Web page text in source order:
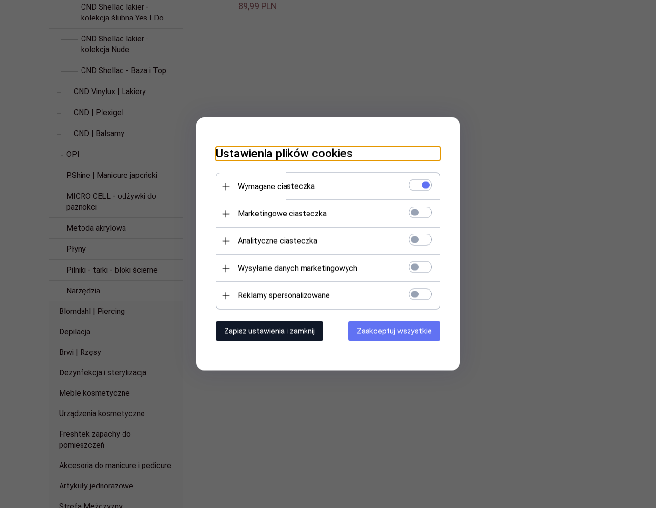
CND Shellac lakier -
kolekcja ślubna Yes I Do
CND Shellac lakier -
kolekcja Nude
CND Shellac - Baza i Top
CND Vinylux | Lakiery
CND | Plexigel
CND | Balsamy
OPI
P.Shine | Manicure japoński
MICRO CELL - odżywki do
paznokci
Metoda akrylowa
Płyny
Pilniki - tarki - bloki ścierne
Narzędzia
Blomdahl | Piercing
Depilacja
Brwi | Rzęsy
Dezynfekcja i sterylizacja
Meble kosmetyczne
Urządzenia kosmetyczne
Freshtek zapachy do
pomieszczeń
Akcesoria do manicure i pedicure
Artykuły jednorazowe
89,99 PLN
Ustawienia plików cookies
Wymagane ciasteczka
Marketingowe ciasteczka
Analityczne ciasteczka
Wysyłanie danych marketingowych
Reklamy spersonalizowane
Zapisz ustawienia i zamknij Zaakceptuj wszystkie